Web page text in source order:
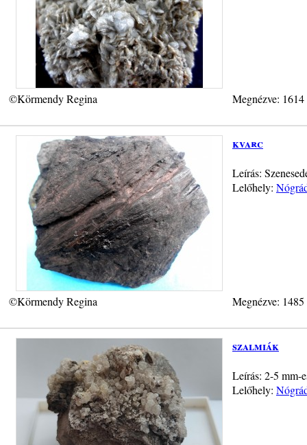
©Körmendy Regina Megnézve:
kvarc
Leírás:
Lelőhely:
©Körmendy Regina Megnézve:
szalmiák
Leírás: 2-5 mm-
Lelőhely: